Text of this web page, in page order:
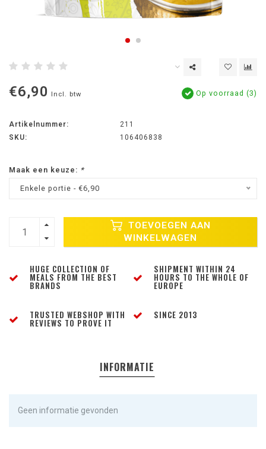
€6,90 Incl. btw Op voorraad (3)
Artikelnummer:
211
SKU:
106406838
Maak een keuze: *
Enkele portie - €6,90
TOEVOEGEN AAN
WINKELWAGEN
HUGE COLLECTION OF
MEALS FROM THE BEST
BRANDS
SHIPMENT WITHIN 24
HOURS TO THE WHOLE OF
EUROPE
TRUSTED WEBSHOP WITH
REVIEWS TO PROVE IT
SINCE 2013
INFORMATIE
Geen informatie gevonden